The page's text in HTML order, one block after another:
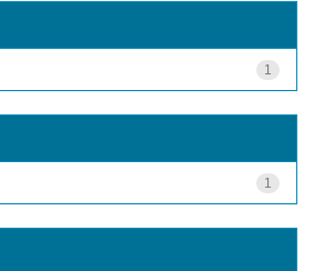
1
1